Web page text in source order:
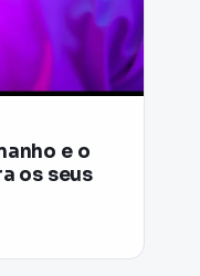
e o
os seus